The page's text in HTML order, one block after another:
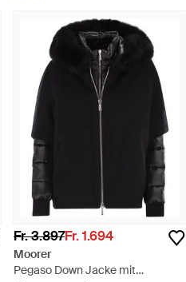
Fr. 3.897Fr. 1.694
Moorer
Pegaso Down Jacke mit